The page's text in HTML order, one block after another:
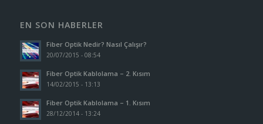
EN SON HABERLER
Fiber Optik Nedir? Nasıl Çalışır?
20/07/2015 - 08:54
Fiber Optik Kablolama – 2. Kısım
14/02/2015 - 13:13
Fiber Optik Kablolama – 1. Kısım
28/12/2014 - 13:24